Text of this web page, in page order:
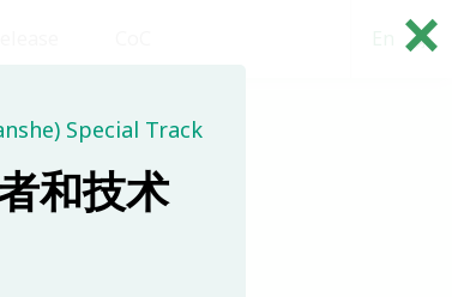
繁
×
Special Track
和技术